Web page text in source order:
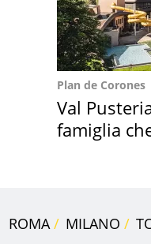
Plan de Corones
Val
famiglia
ROMA MILANO